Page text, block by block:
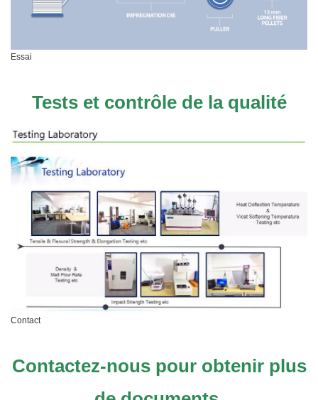
Essai
Tests et contrôle de la qualité
Contact
Contactez-nous pour obtenir plus